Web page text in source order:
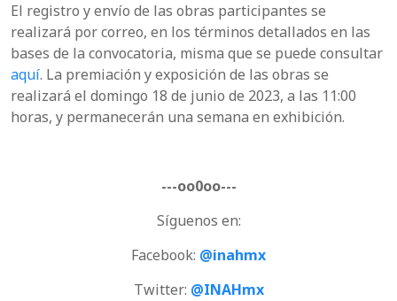
El registro y envío de las obras participantes se
realizará por correo, en los términos detallados en las
bases de la convocatoria, misma que se puede consultar
aquí. La premiación y exposición de las obras se
realizará el domingo 18 de junio de 2023, a las 11:00
horas, y permanecerán una semana en exhibición.
---oo0oo---
Síguenos en:
Facebook: @inahmx
Twitter: @INAHmx